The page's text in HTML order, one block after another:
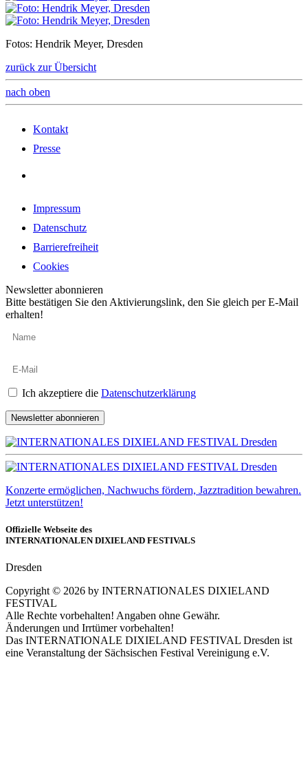
Fotos: Hendrik Meyer, Dresden
zurück zur Übersicht
nach oben
Kontakt
Presse
Impressum
Datenschutz
Barrierefreiheit
Cookies
Newsletter abonnieren
Bitte bestätigen Sie den Aktivierungslink, den Sie gleich per E-Mail
erhalten!
Ich akzeptiere die Datenschutzerklärung
Newsletter abonnieren
Konzerte ermöglichen, Nachwuchs fördern, Jazztradition bewahren.
Jetzt unterstützen!
Offizielle Webseite des
INTERNATIONALEN DIXIELAND FESTIVALS
Dresden
Copyright © 2026 by INTERNATIONALES DIXIELAND
FESTIVAL
Alle Rechte vorbehalten! Angaben ohne Gewähr.
Änderungen und Irrtümer vorbehalten!
Das INTERNATIONALE DIXIELAND FESTIVAL Dresden ist
eine Veranstaltung der Sächsischen Festival Vereinigung e.V.